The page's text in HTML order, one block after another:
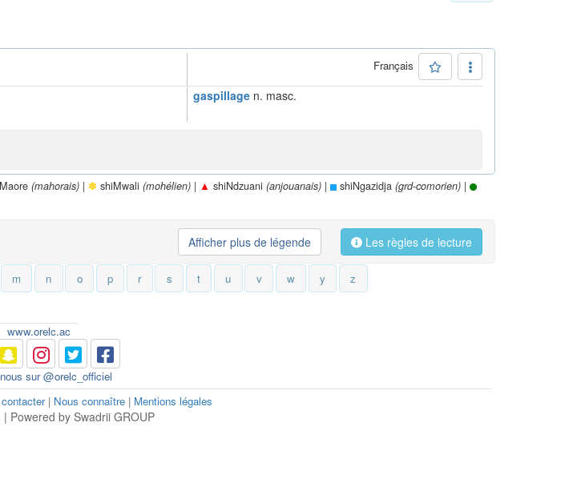
Français
gaspillage n. masc.
(mahorais) | ✽ shiMwali (mohélien) | ▲ shiNdzuani (anjouanais) | shiNgazidja (grd-comorien) |
Les règles de lecture
Afficher plus de légende
m n o p r s t u v w y z
www.orelc.ac
sur @orelc_officiel
| Nous connaître | Mentions légales
Powered by Swadrii GROUP